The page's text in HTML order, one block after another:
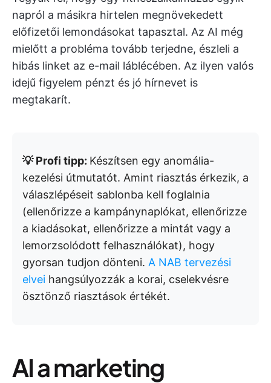
napról a másikra hirtelen megnövekedett
előfizetői lemondásokat tapasztal. Az AI még
mielőtt a probléma tovább terjedne, észleli a
hibás linket az e-mail láblécében. Az ilyen valós
idejű figyelem pénzt és jó hírnevet is
megtakarít.
💡 Profi tipp: Készítsen egy anomália-
kezelési útmutatót. Amint riasztás érkezik, a
válaszlépéseit sablonba kell foglalnia
(ellenőrizze a kampánynaplókat, ellenőrizze
a kiadásokat, ellenőrizze a mintát vagy a
lemorzsolódott felhasználókat), hogy
gyorsan tudjon dönteni. A NAB tervezési
elvei hangsúlyozzák a korai, cselekvésre
ösztönző riasztások értékét.
AI a marketing